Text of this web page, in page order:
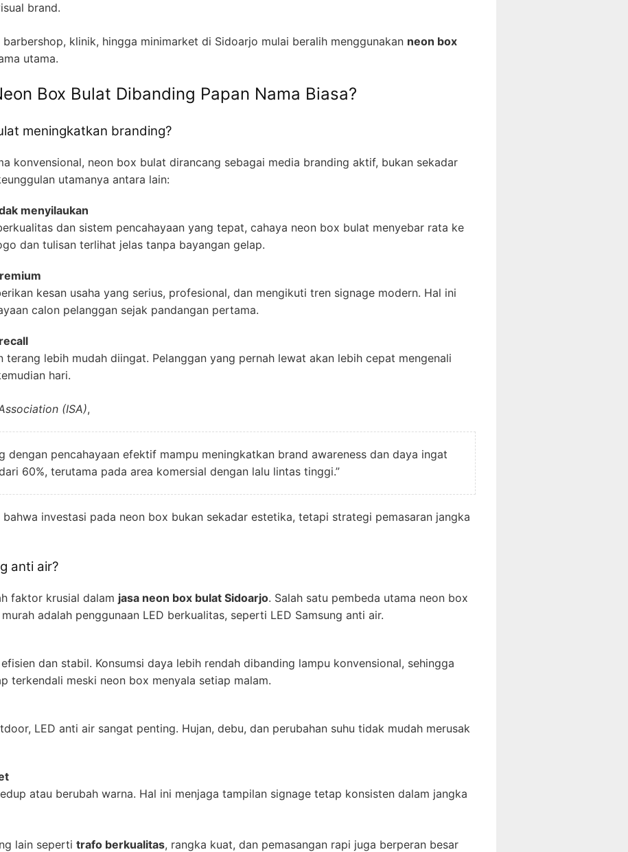
brand.
klinik, hingga minimarket di Sidoarjo mulai beralih menggunakan neon box
utama.
Box Bulat Dibanding Papan Nama Biasa?
meningkatkan branding?
konvensional, neon box bulat dirancang sebagai media branding aktif, bukan sekadar
utamanya antara lain:
menyilaukan
dan sistem pencahayaan yang tepat, cahaya neon box bulat menyebar rata ke
dan tulisan terlihat jelas tanpa bayangan gelap.
kesan usaha yang serius, profesional, dan mengikuti tren signage modern. Hal ini
calon pelanggan sejak pandangan pertama.
terang lebih mudah diingat. Pelanggan yang pernah lewat akan lebih cepat mengenali
hari.
(ISA),
dengan pencahayaan efektif mampu meningkatkan brand awareness dan daya ingat
60%, terutama pada area komersial dengan lalu lintas tinggi.”
bahwa investasi pada neon box bukan sekadar estetika, tetapi strategi pemasaran jangka
anti air?
faktor krusial dalam jasa neon box bulat Sidoarjo. Salah satu pembeda utama neon box
adalah penggunaan LED berkualitas, seperti LED Samsung anti air.
dan stabil. Konsumsi daya lebih rendah dibanding lampu konvensional, sehingga
terkendali meski neon box menyala setiap malam.
LED anti air sangat penting. Hujan, debu, dan perubahan suhu tidak mudah merusak
atau berubah warna. Hal ini menjaga tampilan signage tetap konsisten dalam jangka
lain seperti trafo berkualitas, rangka kuat, dan pemasangan rapi juga berperan besar